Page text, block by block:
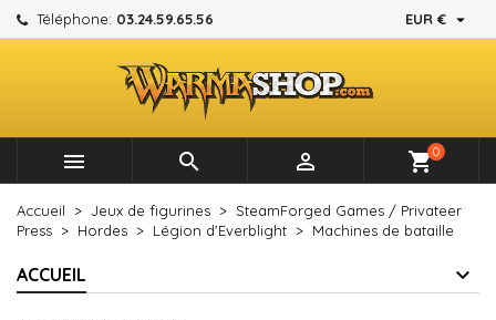
Téléphone: 03.24.59.65.56 EUR € 
   shopping_cart0
Accueil Jeux de figurines
SteamForged Games / Privateer
Press
Hordes Légion d'Everblight Machines de bataille
ACCUEIL
Mes listes d'envies ×
Créer une nouvelle liste
((modalTitle)) ×
((confirmMessage))
((cancelText)) ((modalDeleteText))
Créer une liste d'envies ×
Nom de la liste d'envies
Annuler Créer une liste d'envies
Connexion ×
Vous devez être connecté pour ajouter des produits à
votre liste d'envies.